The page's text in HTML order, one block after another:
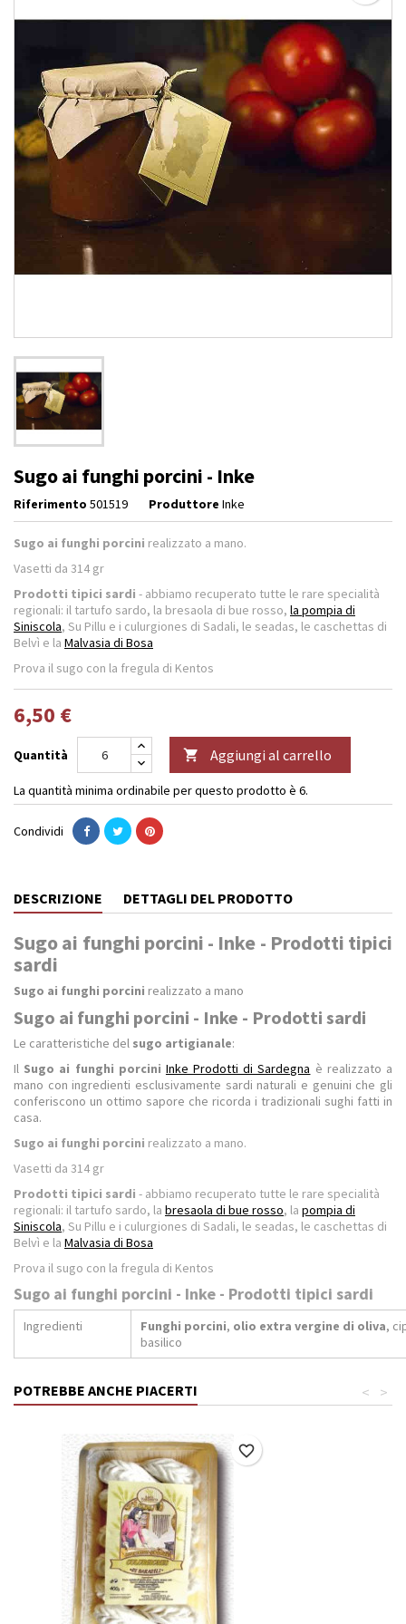
Sugo ai funghi porcini - Inke
Riferimento 501519 Produttore Inke
Sugo ai funghi porcini realizzato a mano.
Vasetti da 314 gr
Prodotti tipici sardi - abbiamo recuperato tutte le rare specialità
regionali: il tartufo sardo, la bresaola di bue rosso, la pompia di
Siniscola, Su Pillu e i culurgiones di Sadali, le seadas, le caschettas di
Belvì e la Malvasia di Bosa
Prova il sugo con la fregula di Kentos
6,50 €
Quantità  Aggiungi al carrello
La quantità minima ordinabile per questo prodotto è 6.
Condividi
DESCRIZIONE DETTAGLI DEL PRODOTTO
Sugo ai funghi porcini - Inke - Prodotti tipici
sardi
Sugo ai funghi porcini realizzato a mano
Sugo ai funghi porcini - Inke - Prodotti sardi
Le caratteristiche del sugo artigianale:
Il Sugo ai funghi porcini Inke Prodotti di Sardegna è realizzato a
mano con ingredienti esclusivamente sardi naturali e genuini che gli
conferiscono un ottimo sapore che ricorda i tradizionali sughi fatti in
casa.
Sugo ai funghi porcini realizzato a mano.
Vasetti da 314 gr
Prodotti tipici sardi - abbiamo recuperato tutte le rare specialità
regionali: il tartufo sardo, la bresaola di bue rosso, la pompia di
Siniscola, Su Pillu e i culurgiones di Sadali, le seadas, le caschettas di
Belvì e la Malvasia di Bosa
Prova il sugo con la fregula di Kentos
Sugo ai funghi porcini - Inke - Prodotti tipici sardi
Ingredienti Funghi porcini, olio extra vergine di oliva,
basilico
POTREBBE ANCHE PIACERTI >
<
favorite_border